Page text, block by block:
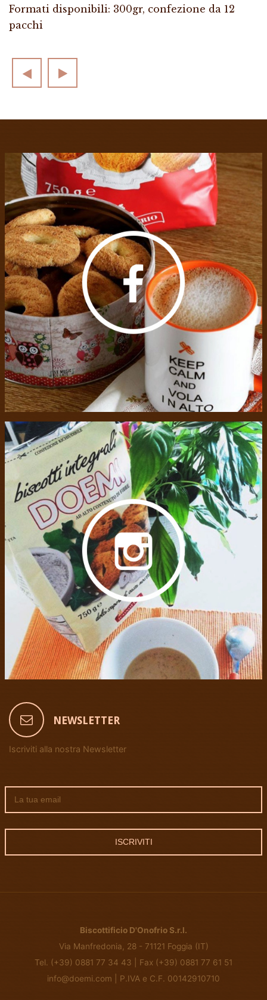
Formati disponibili: 300gr, confezione da 12
pacchi
NEWSLETTER
Iscriviti alla nostra Newsletter
ISCRIVITI
Biscottificio D'Onofrio S.r.l.
Via Manfredonia, 28 - 71121 Foggia (IT)
Tel. (+39) 0881 77 34 43 | Fax (+39) 0881 77 61 51
info@doemi.com | P.IVA e C.F. 00142910710